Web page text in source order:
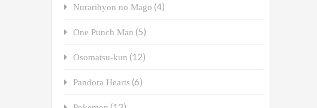
Nurarihyon no Mago (4)
One Punch Man (5)
Osomatsu-kun (12)
Pandora Hearts (6)